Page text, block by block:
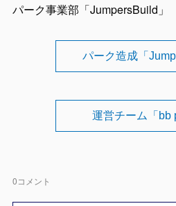
パーク事業部「JumpersBuild」
パーク造成「
運営チーム「bb
0コメント